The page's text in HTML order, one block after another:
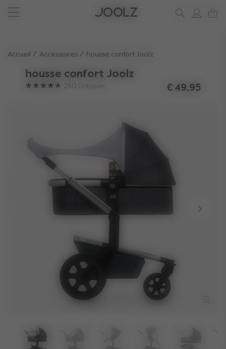
Voir les accessoires l''été
Vous avez besoin d'aide ?
soutien
Accueil Accessoires housse confort Joolz
housse confort Joolz
260 Critiques € 49,95